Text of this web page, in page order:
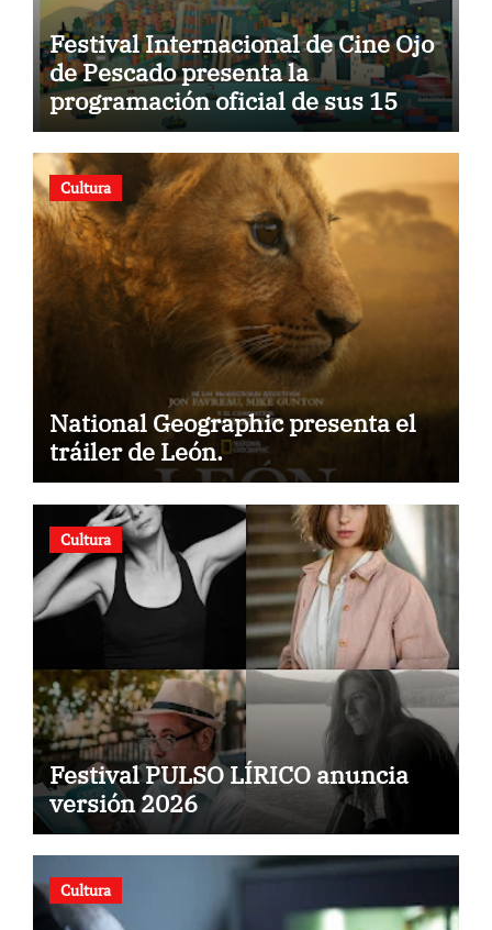
Festival Internacional de Cine Ojo
de Pescado presenta la
programación oficial de sus 15
años
Cultura
National Geographic presenta el
tráiler de León.
Cultura
Festival PULSO LÍRICO anuncia
versión 2026
Cultura